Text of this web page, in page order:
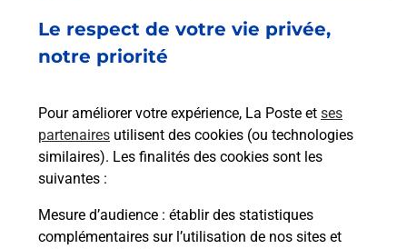
Le respect de votre vie privée,
notre priorité
Pour améliorer votre expérience, La Poste et ses
partenaires utilisent des cookies (ou technologies
similaires). Les finalités des cookies sont les
suivantes :
Mesure d’audience : établir des statistiques
complémentaires sur l’utilisation de nos sites et
Souscrire à la téléassistance
et/ou à l’extérieur de votre domicile ? Découvrez
les offres téléalarme dans votre bureau de Poste à
ORMES.
En savoir plus
En savoir plus